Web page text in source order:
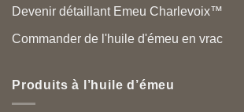
Devenir détaillant Emeu Charlevoix™
Commander de l'huile d'émeu en vrac
Produits à l’huile d’émeu